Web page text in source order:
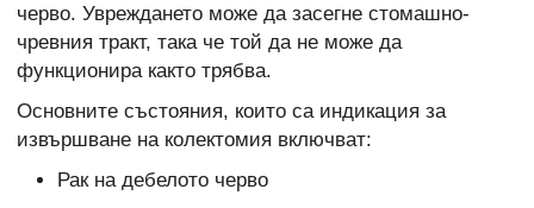
черво. Увреждането може да засегне стомашно-
чревния тракт, така че той да не може да
функционира както трябва.
Основните състояния, които са индикация за
извършване на колектомия включват:
Рак на дебелото черво